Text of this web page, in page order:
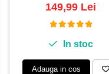
149,99 Lei
In stoc
Adauga in cos